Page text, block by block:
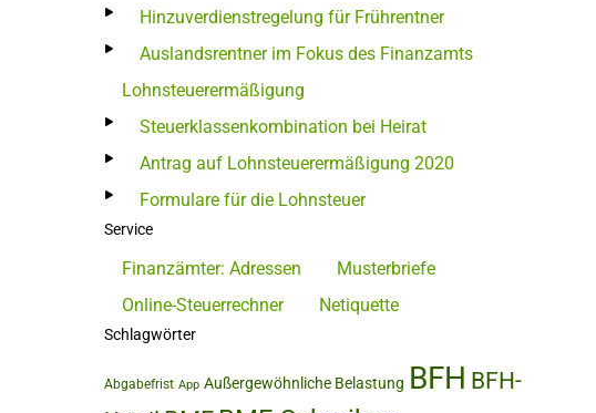
Hinzuverdienstregelung für Frührentner
Auslandsrentner im Fokus des Finanzamts
Lohnsteuerermäßigung
Steuerklassenkombination bei Heirat
Antrag auf Lohnsteuerermäßigung 2020
Formulare für die Lohnsteuer
Service
Finanzämter: Adressen
Musterbriefe
Online-Steuerrechner
Netiquette
Schlagwörter
Abgabefrist App Außergewöhnliche Belastung BFH BFH-